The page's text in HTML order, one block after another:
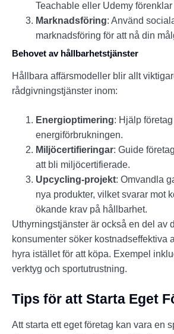
Teachable eller Udemy
Marknadsföring: Använd
marknadsföring för att nå din
Behovet av hållbarhetstjänster
Hållbara affärsmodeller blir allt
rådgivningstjänster inom:
Energioptimering: Hjälp
energiförbrukningen.
Miljöcertifieringar: Guide
att bli miljöcertifierade.
Upcycling-projekt: Omvandla
nya produkter, vilket svarar mot
ökande krav på hållbarhet.
Uthyrningstjänster är också en del av
konsumenter söker kostnadseffektiva
hyra istället för att köpa. Exempel
verktyg och sportutrustning.
Tips för att Starta Eget
Att starta ett eget företag kan vara en